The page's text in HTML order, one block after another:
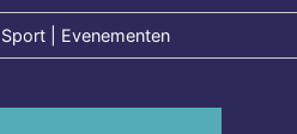
| Evenementen